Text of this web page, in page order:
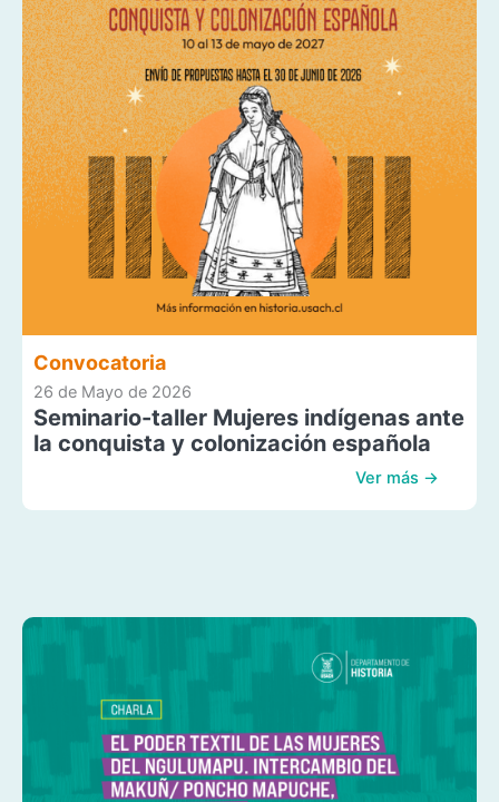
Convocatoria
26 de Mayo de 2026
Seminario-taller Mujeres indígenas ante
la conquista y colonización española
Ver más →